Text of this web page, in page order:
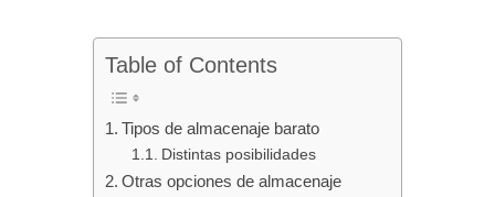
Table of Contents
Tipos de almacenaje barato
Distintas posibilidades
Otras opciones de almacenaje